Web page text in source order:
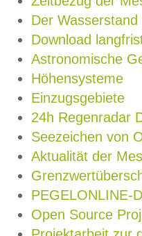
Der Wasserstand
Download
Astronomische
Höhensysteme
Einzugsgebiete
24h Regenradar
Seezeichen von
Aktualität der
PEGELONLINE-
Open Source